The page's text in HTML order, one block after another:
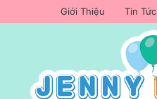
Giới Thiệu Tin Tức